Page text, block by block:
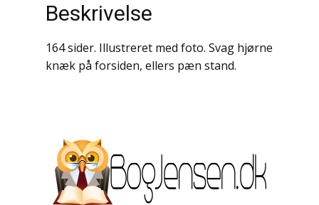
Kirkehistorie / Religion
Krige / Slag
Krop / Sind
Landbrug / Skovbrug
Litteraturhistorie
Beskrivelse
164 sider. Illustreret med foto. Svag hjørne
knæk på forsiden, ellers pæn stand.